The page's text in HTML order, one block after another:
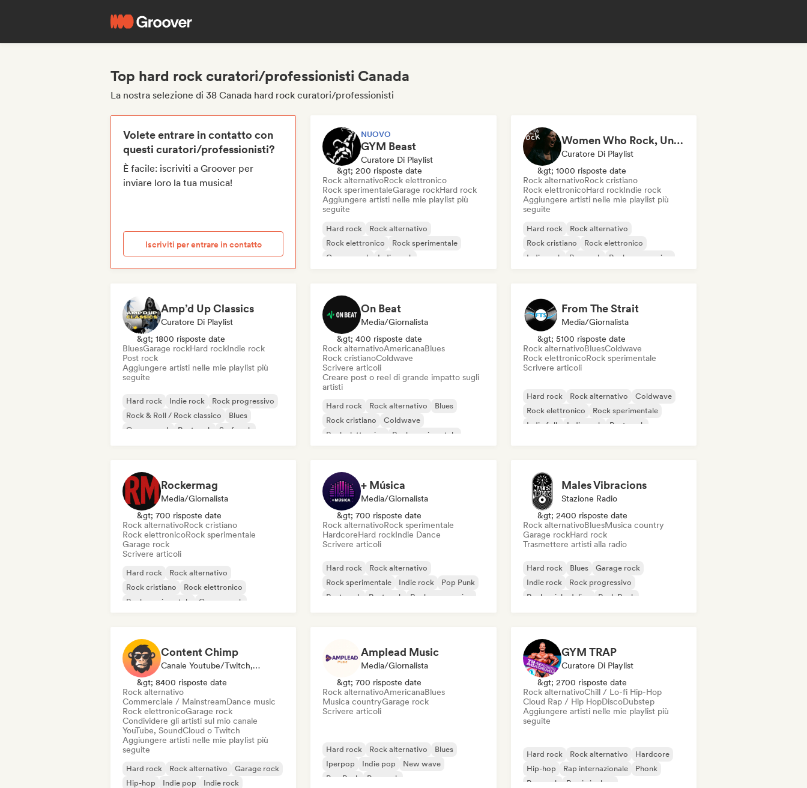
Top hard rock curatori/professionisti Canada
La nostra selezione di 38 Canada hard rock curatori/professionisti
Volete entrare in contatto con
questi curatori/professionisti?
È facile: iscriviti a Groover per
inviare loro la tua musica!
Iscriviti per entrare in contatto
NUOVO
GYM Beast
Curatore Di Playlist
&gt; 200 risposte date
Rock alternativoRock elettronico
Rock sperimentaleGarage rockHard rock
Aggiungere artisti nelle mie playlist più
seguite
Hard rock
Rock alternativo
Rock elettronico
Rock sperimentale
Garage rock
Indie rock
Women Who Rock, Unapologetically
Curatore Di Playlist
&gt; 1000 risposte date
Rock alternativoRock cristiano
Rock elettronicoHard rockIndie rock
Aggiungere artisti nelle mie playlist più
seguite
Hard rock
Rock alternativo
Rock cristiano
Rock elettronico
Indie rock
Pop rock
Rock progressivo
Amp’d Up Classics
Curatore Di Playlist
&gt; 1800 risposte date
BluesGarage rockHard rockIndie rock
Post rock
Aggiungere artisti nelle mie playlist più
seguite
Hard rock Indie rock
Rock progressivo
Rock & Roll / Rock classico
Blues
Garage rock
Post rock Surf rock
On Beat
Media/Giornalista
&gt; 400 risposte date
Rock alternativoAmericanaBlues
Rock cristianoColdwave
Scrivere articoli
Creare post o reel di grande impatto sugli
artisti
Hard rock Rock alternativo
Blues
Rock cristiano
Coldwave
Rock elettronico
Rock sperimentale
From The Strait
Media/Giornalista
&gt; 5100 risposte date
Rock alternativoBluesColdwave
Rock elettronicoRock sperimentale
Scrivere articoli
Hard rock Rock alternativo
Coldwave
Rock elettronico
Rock sperimentale
Indie folk
Indie rock Post punk
Rockermag
Media/Giornalista
&gt; 700 risposte date
Rock alternativoRock cristiano
Rock elettronicoRock sperimentale
Garage rock
Scrivere articoli
Hard rock
Rock alternativo
Rock cristiano
Rock elettronico
Rock sperimentale
Garage rock
+ Música
Media/Giornalista
&gt; 700 risposte date
Rock alternativoRock sperimentale
HardcoreHard rockIndie Dance
Scrivere articoli
Hard rock
Rock alternativo
Rock sperimentale
Indie rock
Pop Punk
Post punk
Post rock Rock progressivo
Males Vibracions
Stazione Radio
&gt; 2400 risposte date
Rock alternativoBluesMusica country
Garage rockHard rock
Trasmettere artisti alla radio
Hard rock Blues
Garage rock
Indie rock
Rock progressivo
Rock psichedelico
Punk Rock
Content Chimp
Canale Youtube/Twitch, Curatore Di Playlist
&gt; 8400 risposte date
Rock alternativo
Commerciale / MainstreamDance music
Rock elettronicoGarage rock
Condividere gli artisti sul mio canale
YouTube, SoundCloud o Twitch
Aggiungere artisti nelle mie playlist più
seguite
Hard rock Rock alternativo
Garage rock
Hip-hop
Indie pop
Indie rock
Amplead Music
Media/Giornalista
&gt; 700 risposte date
Rock alternativoAmericanaBlues
Musica countryGarage rock
Scrivere articoli
Hard rock Rock alternativo
Blues
Iperpop
Indie pop
New wave
Pop Punk
Pop rock
GYM TRAP
Curatore Di Playlist
&gt; 2700 risposte date
Rock alternativoChill / Lo-fi Hip-Hop
Cloud Rap / Hip HopDiscoDubstep
Aggiungere artisti nelle mie playlist più
seguite
Hard rock Rock alternativo
Hardcore
Hip-hop
Rap internazionale
Phonk
Pop rock
Rap in inglese